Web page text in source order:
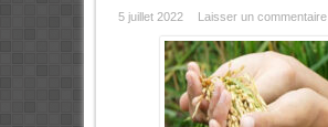
5 juillet 2022 Laisser un commentaire